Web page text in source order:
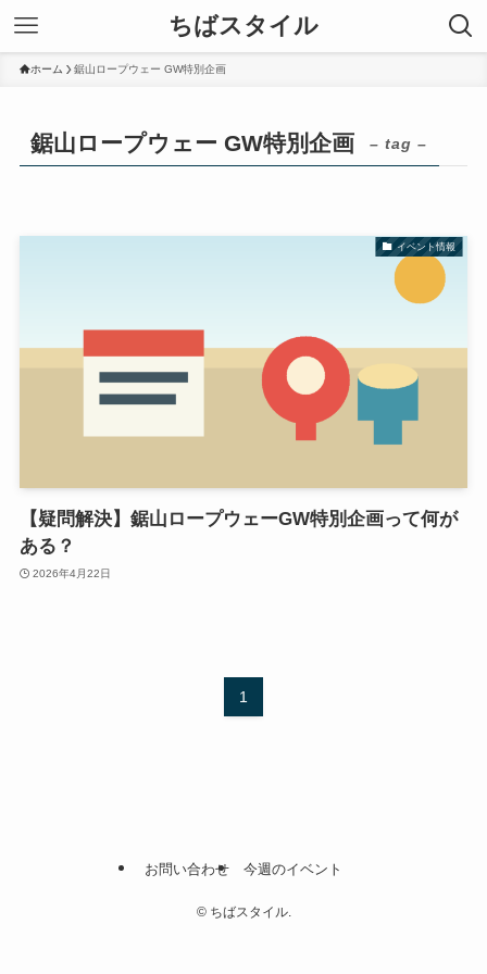
ちばスタイル
ホーム 鋸山ロープウェー GW特別企画
鋸山ロープウェー GW特別企画 – tag –
イベント情報
【疑問解決】鋸山ロープウェーGW特別企画って何が
ある？
2026年4月22日
1
お問い合わせ 今週のイベント
©ちばスタイル.